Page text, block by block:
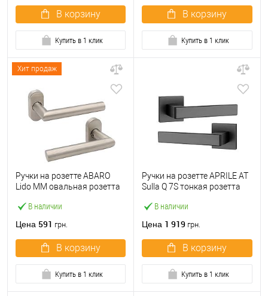
В корзину
Купить в 1 клик
В корзину
Купить в 1 клик
Хит продаж
В наличии
Ручки на розетте ABARO
Lido MM овальная розетта
Цена 591 грн.
В корзину
Купить в 1 клик
В наличии
Ручки на розетте APRILE AT
Sulla Q 7S тонкая розетта
Цена 1 919 грн.
В корзину
Купить в 1 клик